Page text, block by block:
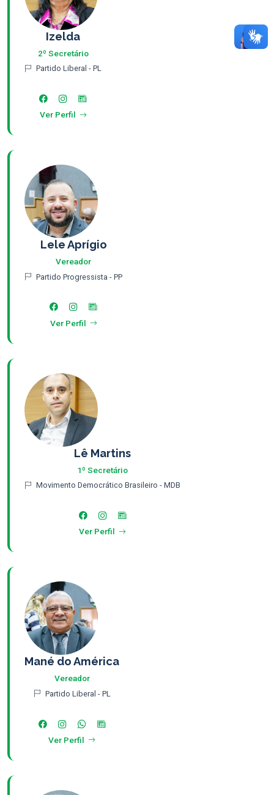
Izelda
2º Secretário
Partido Liberal - PL
Ver Perfil
Lele Aprígio
Vereador
Partido Progressista - PP
Ver Perfil
Lê Martins
1º Secretário
Movimento Democrático Brasileiro - MDB
Ver Perfil
Mané do América
Vereador
Partido Liberal - PL
Ver Perfil